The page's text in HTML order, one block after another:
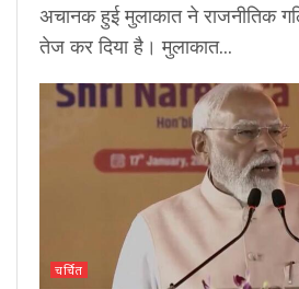
अचानक हुई मुलाकात ने राजनीतिक
तेज कर दिया है। मुलाकात...
चर्चित